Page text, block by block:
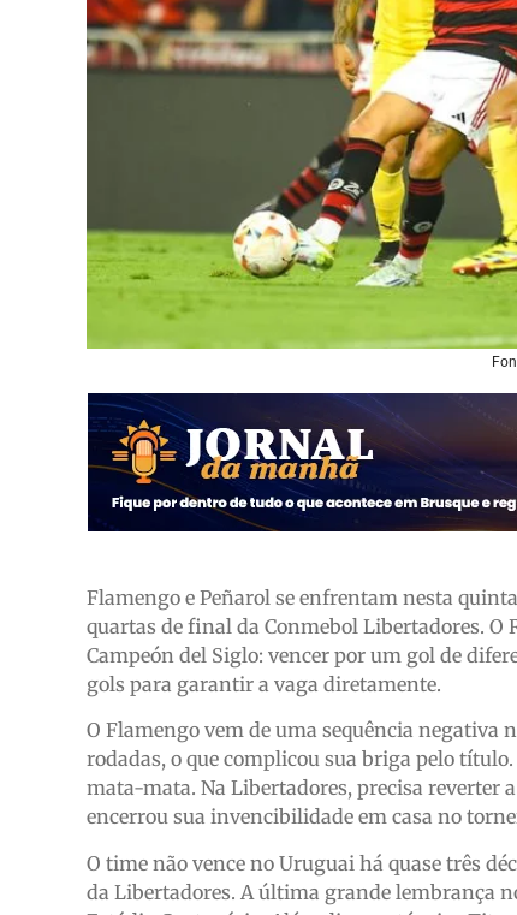
Flamengo e Peñarol se enfrentam nesta
quartas de final da Conmebol Libertadores.
Campeón del Siglo: vencer por um gol de
gols para garantir a vaga diretamente.
O Flamengo vem de uma sequência
rodadas, o que complicou sua briga pelo
mata-mata. Na Libertadores, precisa reverter
encerrou sua invencibilidade em casa no
O time não vence no Uruguai há quase três
da Libertadores. A última grande lembrança